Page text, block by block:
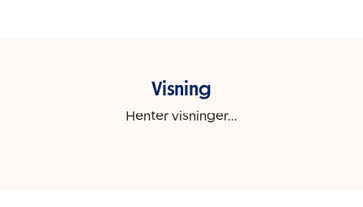
Visning
Henter visninger...